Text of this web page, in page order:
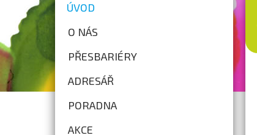
ÚVOD
O NÁS
PŘESBARIÉRY
ADRESÁŘ
PORADNA
AKCE